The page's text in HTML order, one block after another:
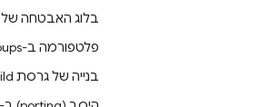
בלוג האבטחה של Google
פלטפורמה ב-Google Groups
בנייה של גרסת Build ב-Google Groups